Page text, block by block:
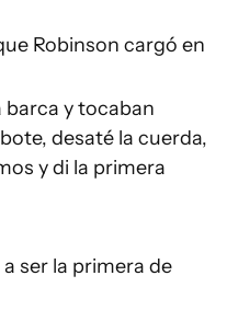
Robinson cargó en
barca y tocaban
desaté la cuerda,
y di la primera
ser la primera de